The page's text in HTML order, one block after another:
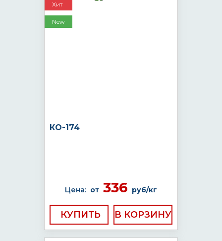
Хит
New
КО-174
Цена: от 336 руб/кг
КУПИТЬ